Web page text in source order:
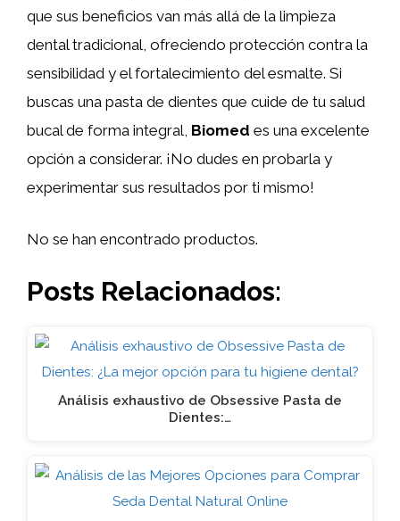
que sus beneficios van más allá de la limpieza
dental tradicional, ofreciendo protección contra la
sensibilidad y el fortalecimiento del esmalte. Si
buscas una pasta de dientes que cuide de tu salud
bucal de forma integral, Biomed es una excelente
opción a considerar. ¡No dudes en probarla y
experimentar sus resultados por ti mismo!
No se han encontrado productos.
Posts Relacionados:
Análisis exhaustivo de Obsessive Pasta de
Dientes:…